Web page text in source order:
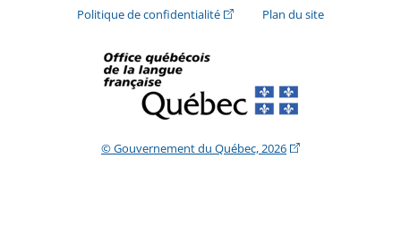
Politique de confidentialité(Cet hyperlien externe s'ouvrira
Plan du site
© Gouvernement du Québec, 2026(Cet hyperlien